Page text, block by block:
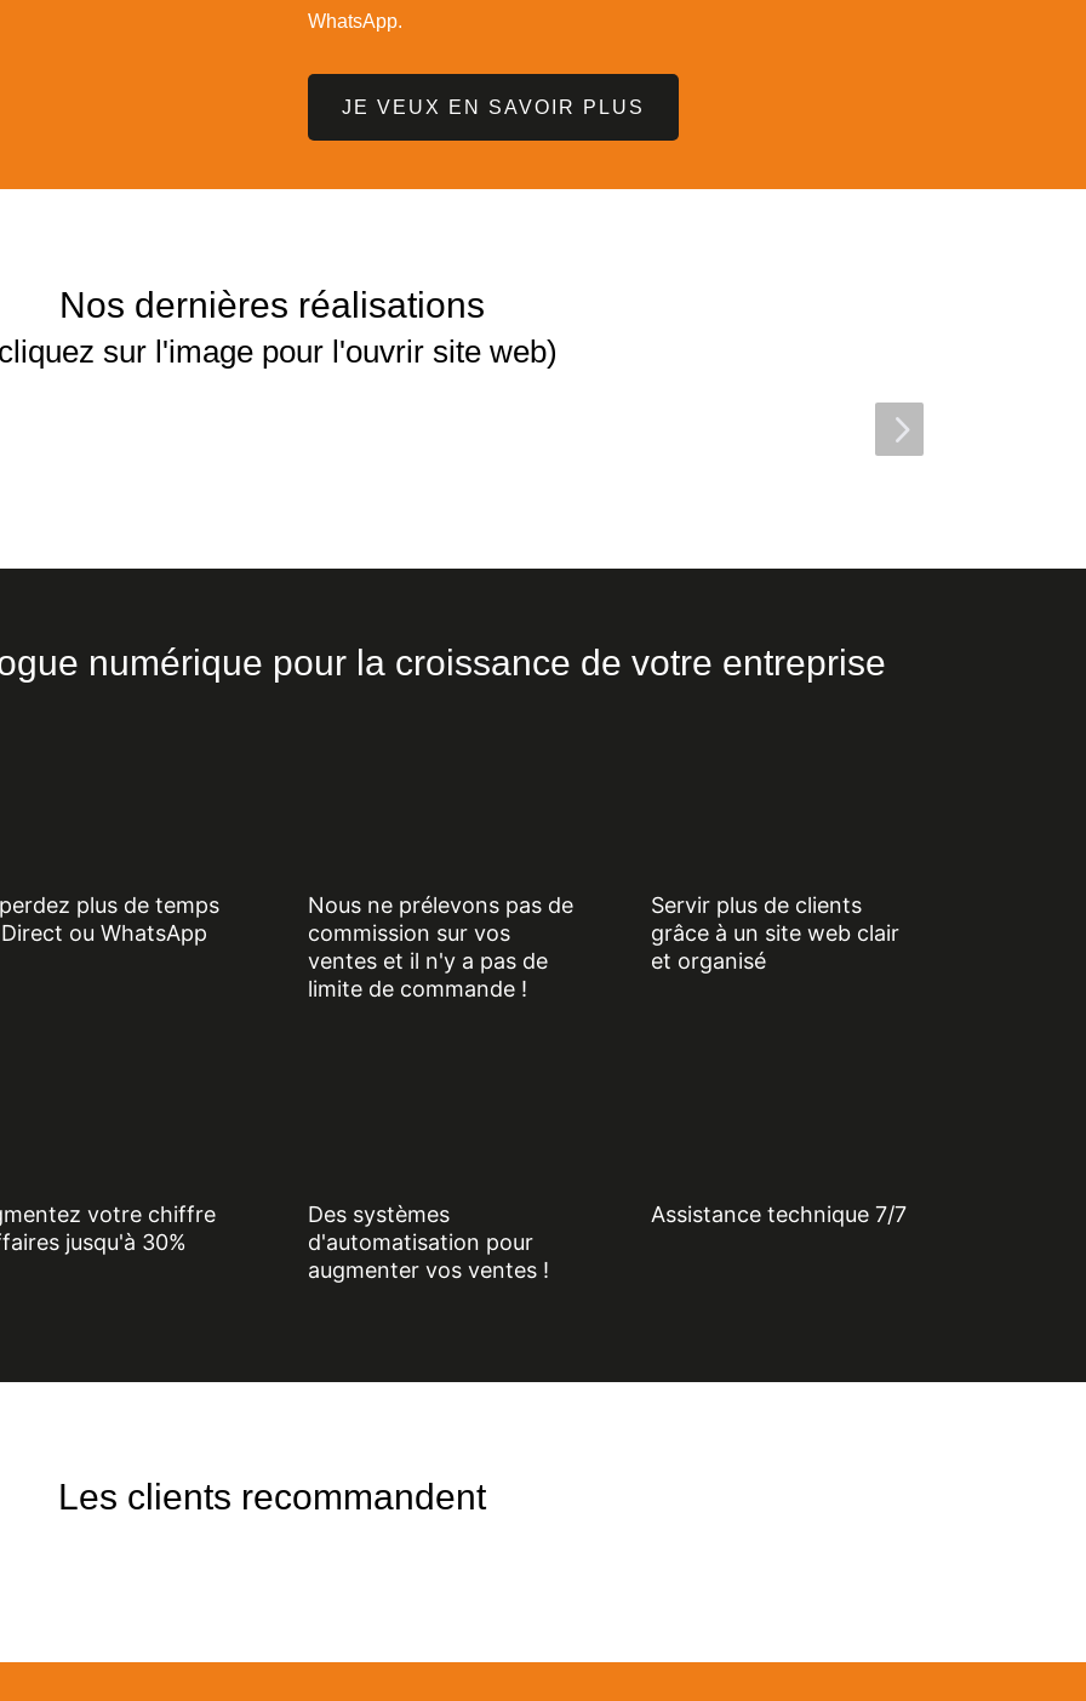
WhatsApp.
JE VEUX EN SAVOIR PLUS
Nos dernières réalisations
sur l'image pour l'ouvrir site web)
5
numérique pour la croissance de votre entreprise
plus de temps
ou WhatsApp
Nous ne prélevons pas de
commission sur vos
ventes et il n'y a pas de
limite de commande !
Servir plus de clients
grâce à un site web clair
et organisé
votre chiffre
jusqu'à 30%
Des systèmes
d'automatisation pour
augmenter vos ventes !
Assistance technique 7/7
Les clients recommandent